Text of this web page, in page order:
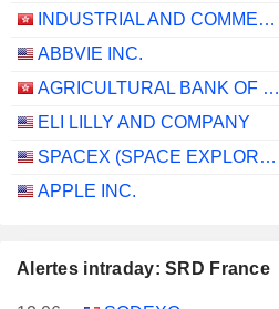
INDUSTRIAL AND COMMERCIAL BANK OF CHINA LIMITED
ABBVIE INC.
AGRICULTURAL BANK OF CHINA LIMITED
ELI LILLY AND COMPANY
SPACEX (SPACE EXPLORATION TECHNOLOGIES)
APPLE INC.
Alertes intraday: SRD France